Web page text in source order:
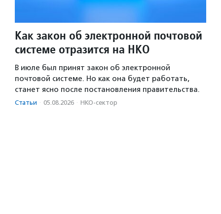
Как закон об электронной почтовой
системе отразится на НКО
В июле был принят закон об электронной
почтовой системе. Но как она будет работать,
станет ясно после постановления правительства.
Статьи · 05.08.2026 · НКО-сектор